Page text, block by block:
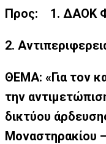
Προς: 1. ΔΑΟΚ
2.
ΘΕΜΑ: «Για τον
την
δικτύου
Μοναστηρακίου